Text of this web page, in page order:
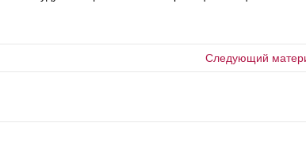
Следующий